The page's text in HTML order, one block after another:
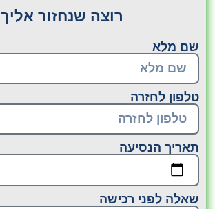
רוצה שנחזור אליך
שם מלא
טלפון לחזרה
תאריך הנסיעה
שאלה לפני רכישה